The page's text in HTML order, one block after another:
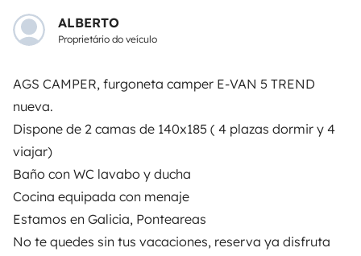
ALBERTO
Proprietário do veículo
AGS CAMPER, furgoneta camper E-VAN 5 TREND
nueva.
Dispone de 2 camas de 140x185 ( 4 plazas dormir y 4
viajar)
Baño con WC lavabo y ducha
Cocina equipada con menaje
Estamos en Galicia, Ponteareas
No te quedes sin tus vacaciones, reserva ya disfruta
Pagamento em prestações
O blog Contactos Recrutamento
Confidencialidade